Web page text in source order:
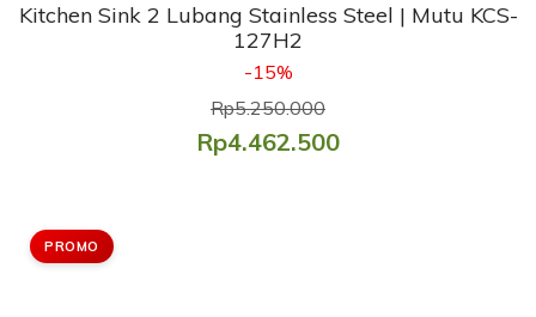
Kitchen Sink 2 Lubang Stainless Steel | Mutu KCS-
127H2
-15%
Rp5.250.000
Rp4.462.500
PROMO